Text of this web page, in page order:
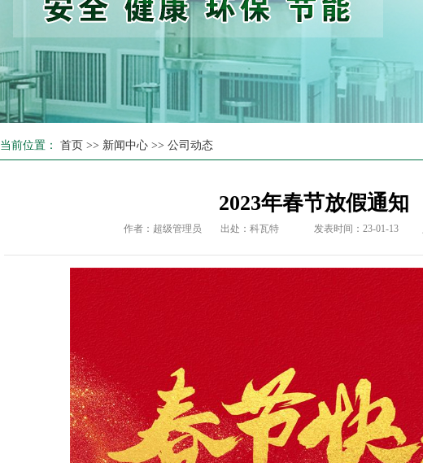
当前位置： 首页 >> 新闻中心 >>公司动态
2023年春节放假通知
作者：超级管理员 出处：科瓦特 发表时间：23-01-13